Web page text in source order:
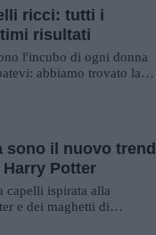
ricci: tutti i
risultati
l'incubo di ogni donna
abbiamo trovato la
sono il nuovo trend
Potter
capelli ispirata alla
e dei maghetti di